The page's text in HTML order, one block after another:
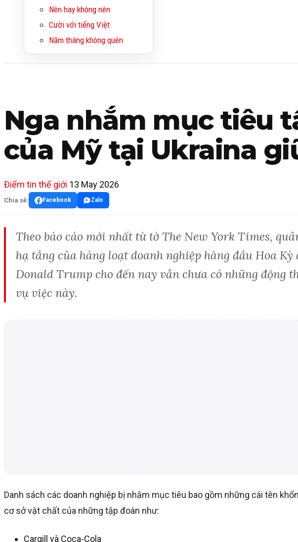
Nên hay không nên
Cười với tiếng Việt
Năm tháng không quên
Nga nhắm mục tiêu
của Mỹ tại Ukraina
Điểm tin thế giới 13 May 2026
Chia sẻ: Facebook Zalo
Theo báo cáo mới nhất từ tờ The New York Times,
hạ tầng của hàng loạt doanh nghiệp hàng đầu Hoa
Donald Trump cho đến nay vẫn chưa có những động
vụ việc này.
Danh sách các doanh nghiệp bị nhắm mục tiêu bao gồm những cái tên
cơ sở vật chất của những tập đoàn như:
Cargill và Coca-Cola